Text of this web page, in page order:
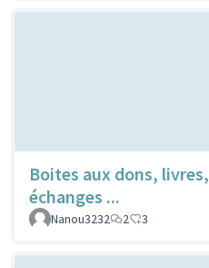
Boites aux dons, livres,
échanges ...
Nanou3232
2 3